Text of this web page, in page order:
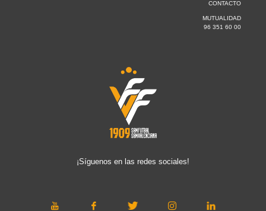
CONTACTO
MUTUALIDAD
96 351 60 00
¡Síguenos en las redes sociales!